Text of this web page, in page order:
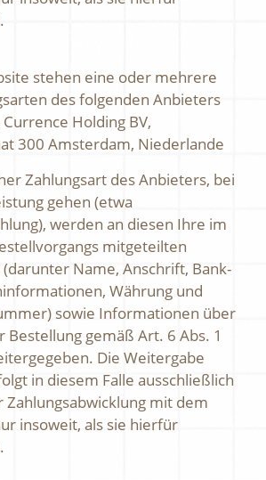
stehen eine oder mehrere
des folgenden Anbieters
Holding BV,
300 Amsterdam, Niederlande
Zahlungsart des Anbieters, bei
gehen (etwa
werden an diesen Ihre im
mitgeteilten
Name, Anschrift, Bank-
Währung und
sowie Informationen über
Bestellung gemäß Art. 6 Abs. 1
Die Weitergabe
in diesem Falle ausschließlich
Zahlungsabwicklung mit dem
insoweit, als sie hierfür